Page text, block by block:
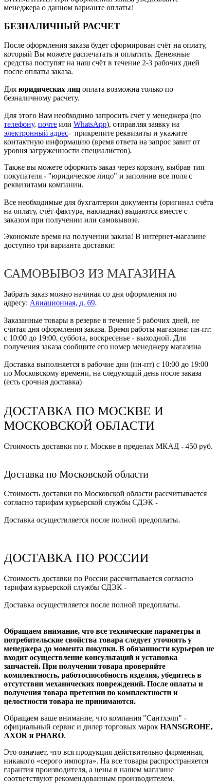
менеджера о данном варианте оплаты!
БЕЗНАЛИЧНЫЙ РАСЧЕТ
После оформления заказа будет сформирован счёт на оплату,
который Вы можете распечатать и оплатить. Денежные
средства поступят на наш счёт в течение 2-3 рабочих дней
после оплаты заказа.
Для юридических лиц оплата возможна только по
безналичному расчету.
Для этого Вам необходимо запросить счет у менеджера (по
телефону, почте или WhatsApp), отправляя заявку на
электронный адрес- прикрепите реквизиты и укажите
контактную информацию (время ответа на запрос завит от
уровня загруженности специалистов).
Также вы можете оформить заказ через корзину, выбрав тип
покупателя - "юридическое лицо" и заполнив все поля с
реквизитами компании.
Все необходимые для бухгалтерии документы (оригинал счёта
на оплату, счёт-фактура, накладная) выдаются вместе с
заказом при получении или самовывозе.
Экономьте время на получении заказа! В интернет-магазине
доступно три варианта доставки:
САМОВЫВОЗ ИЗ МАГАЗИНА
Забрать заказ можно начиная со дня оформления по
адресу: Авиационная, д. 69.
Заказанные товары в резерве в течение 5 рабочих дней, не
считая дня оформления заказа. Время работы магазина: пн-пт:
с 10:00 до 19:00, суббота, воскресенье - выходной. Для
получения заказа сообщите его номер менеджеру магазина
Доставка выполняется в рабочие дни (пн-пт) с 10:00 до 19:00
по Московскому времени, на следующий день после заказа
(есть срочная доставка)
ДОСТАВКА ПО МОСКВЕ И
МОСКОВСКОЙ ОБЛАСТИ
Стоимость доставки по г. Москве в пределах МКАД - 450 руб.
Доставка по Московской области
Стоимость доставки по Московской области рассчитывается
согласно тарифам курьерской службы СДЭК -
Доставка осуществляется после полной предоплаты.
ДОСТАВКА ПО РОССИИ
Стоимость доставки по России рассчитывается согласно
тарифам курьерской службы СДЭК -
Доставка осуществляется после полной предоплаты.
Обращаем внимание, что все технические параметры и
потребительские свойства товара следует уточнять у
менеджера до момента покупки. В обязанности курьеров не
входит осуществление консультаций и установка
запчастей. При получении товара проверяйте
комплектность, работоспособность изделия, убедитесь в
отсутствии механических повреждений. После оплаты и
получения товара претензии по комплектности и
целостности товара не принимаются.
Обращаем ваше внимание, что компания "Сантхэлп" -
официальный сервис и дилер торговых марок HANSGROHE,
AXOR и PHARO.
Это означает, что вся продукция действительно фирменная,
никакого «серого импорта». На все товары распространяется
гарантия производителя, а цены в нашем магазине
соответствуют рекомендованным производителем.